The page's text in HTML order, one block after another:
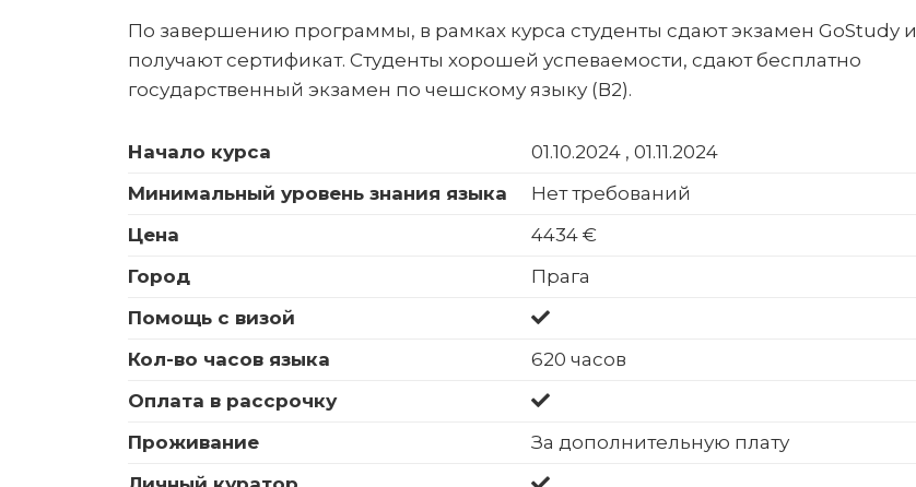
По завершению программы, в рамках курса студенты сдают экзамен GoStudy и
получают сертификат. Студенты хорошей успеваемости, сдают бесплатно
государственный экзамен по чешскому языку (В2).
Начало курса
01.10.2024 , 01.11.2024
Минимальный уровень знания языка
Нет требований
Цена
4434 €
Город
Прага
Помощь с визой
Кол-во часов языка
620 часов
Оплата в рассрочку
Проживание
За дополнительную плату